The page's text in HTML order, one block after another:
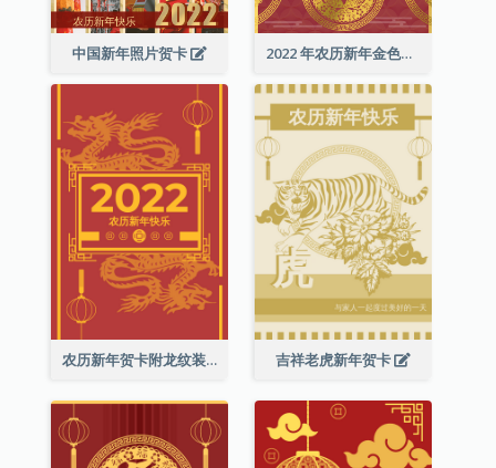
中国新年照片贺卡 2022 年农历新年金色贺卡
农历新年贺卡附龙纹装饰 吉祥老虎新年贺卡